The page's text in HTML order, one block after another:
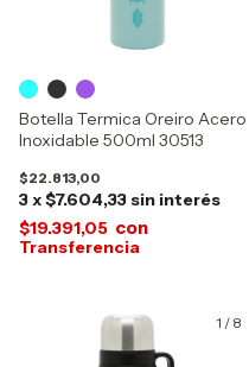
Botella Termica Oreiro Acero
Inoxidable 500ml 30513
$22.813,00
3x$7.604,33 sin interés
$19.391,05 con
1 / 8